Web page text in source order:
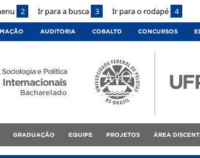
2 Ir para a busca 3 Ir para o rodapé 4
AUDITORIA COBALTO CONCURSOS
e Política
Internacionais
Bacharelado
GRADUAÇÃO EQUIPE PROJETOS ÁREA